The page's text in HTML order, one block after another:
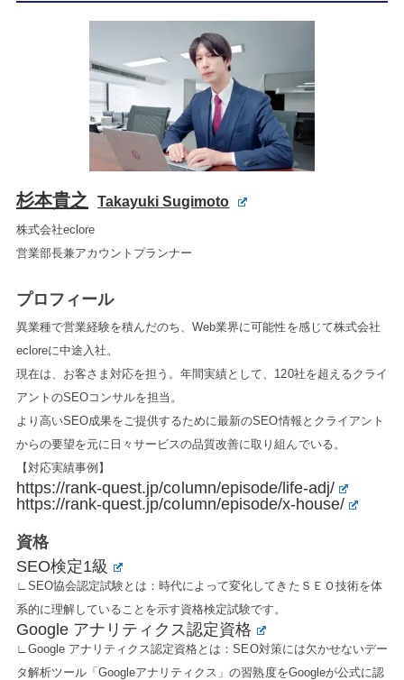
杉本貴之 Takayuki Sugimoto
株式会社eclore
営業部長兼アカウントプランナー
プロフィール
異業種で営業経験を積んだのち、Web業界に可能性を感じて株式会社
ecloreに中途入社。
現在は、お客さま対応を担う。年間実績として、120社を超えるクライ
アントのSEOコンサルを担当。
より高いSEO成果をご提供するために最新のSEO情報とクライアント
からの要望を元に日々サービスの品質改善に取り組んでいる。
【対応実績事例】
https://rank-quest.jp/column/episode/life-adj/
https://rank-quest.jp/column/episode/x-house/
資格
SEO検定1級
∟SEO協会認定試験とは：時代によって変化してきたＳＥＯ技術を体
系的に理解していることを示す資格検定試験です。
Google アナリティクス認定資格
∟Google アナリティクス認定資格とは：SEO対策には欠かせないデー
タ解析ツール「Googleアナリティクス」の習熟度をGoogleが公式に認